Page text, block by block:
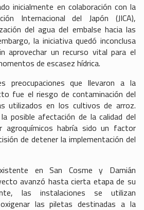
inicialmente en colaboración con la
Internacional del Japón (JICA),
del agua del embalse hacia las
la iniciativa quedó inconclusa
aprovechar un recurso vital para el
de escasez hídrica.
preocupaciones que llevaron a la
fue el riesgo de contaminación del
utilizados en los cultivos de arroz.
posible afectación de la calidad del
agroquímicos habría sido un factor
de detener la implementación del
en San Cosme y Damián
avanzó hasta cierta etapa de su
las instalaciones se utilizan
las piletas destinadas a la